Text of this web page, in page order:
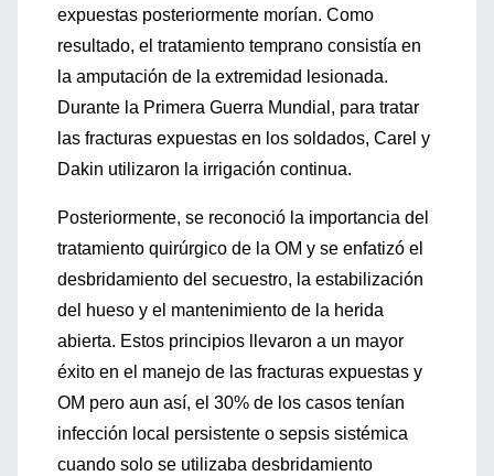
expuestas posteriormente morían. Como
resultado, el tratamiento temprano consistía en
la amputación de la extremidad lesionada.
Durante la Primera Guerra Mundial, para tratar
las fracturas expuestas en los soldados, Carel y
Dakin utilizaron la irrigación continua.
Posteriormente, se reconoció la importancia del
tratamiento quirúrgico de la OM y se enfatizó el
desbridamiento del secuestro, la estabilización
del hueso y el mantenimiento de la herida
abierta. Estos principios llevaron a un mayor
éxito en el manejo de las fracturas expuestas y
OM pero aun así, el 30% de los casos tenían
infección local persistente o sepsis sistémica
cuando solo se utilizaba desbridamiento